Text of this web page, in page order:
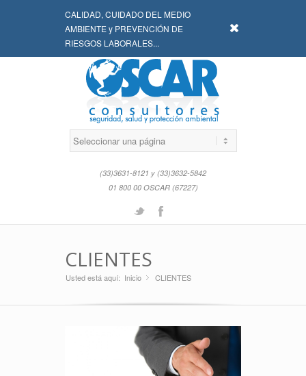
CALIDAD, CUIDADO DEL MEDIO
AMBIENTE y PREVENCIÓN DE
RIESGOS LABORALES...
(33)3631-8121 y (33)3632-5842
01 800 00 OSCAR (67227)
Twitter
CLIENTES
Usted está aquí: Inicio »
CLIENTES